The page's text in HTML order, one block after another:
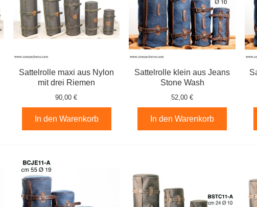
Sattelrolle maxi aus Nylon
mit drei Riemen
90,00 €
In den Warenkorb
Sattelrolle klein aus Jeans
Stone Wash
52,00 €
In den Warenkorb